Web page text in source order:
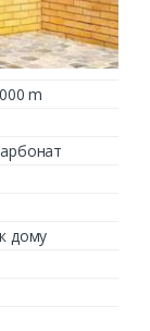
m
дому